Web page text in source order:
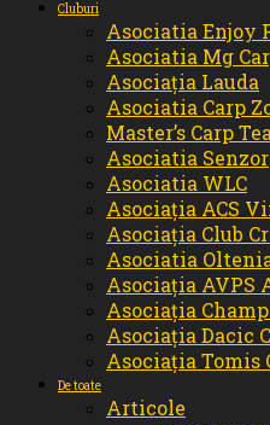
Cluburi
Asociatia Enjoy
Asociatia Mg
Asociația Lauda
Asociatia Carp
Master’s Carp
Asociatia Senzor
Asociatia WLC
Asociația ACS
Asociația Club
Asociatia
Asociația AVPS
Asociația
Asociația Dacic
Asociația Tomis
De toate
Articole